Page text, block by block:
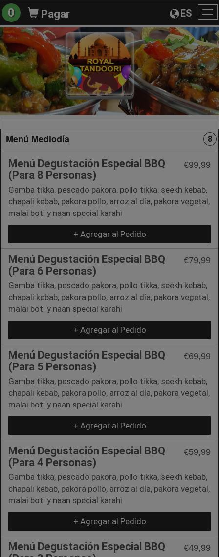
ES
0 Pagar
Menú Mediodía 8
Menú Degustación Especial BBQ
(Para 8 Personas)
€99,99
Gamba tikka, pescado pakora, pollo tikka, seekh kebab,
chapali kebab, pakora pollo, arroz al día, pakora vegetal,
malai boti y naan special karahi
+ Agregar al Pedido
Menú Degustación Especial BBQ
(Para 6 Personas)
€79,99
Gamba tikka, pescado pakora, pollo tikka, seekh kebab,
chapali kebab, pakora pollo, arroz al día, pakora vegetal,
malai boti y naan special karahi
+ Agregar al Pedido
Menú Degustación Especial BBQ
(Para 5 Personas)
€69,99
Gamba tikka, pescado pakora, pollo tikka, seekh kebab,
chapali kebab, pakora pollo, arroz al día, pakora vegetal,
malai boti y naan special karahi
+ Agregar al Pedido
Menú Degustación Especial BBQ
(Para 4 Personas)
€59,99
Gamba tikka, pescado pakora, pollo tikka, seekh kebab,
chapali kebab, pakora pollo, arroz al día, pakora vegetal,
malai boti y naan special karahi
+ Agregar al Pedido
Menú Degustación Especial BBQ
€49,99